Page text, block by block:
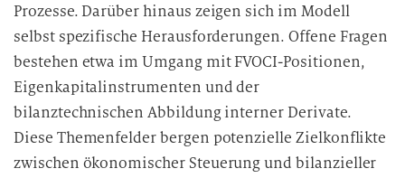
Prozesse. Darüber hinaus zeigen sich im Modell
selbst spezifische Herausforderungen. Offene Fragen
bestehen etwa im Umgang mit FVOCI-Positionen,
Eigenkapitalinstrumenten und der
bilanztechnischen Abbildung interner Derivate.
Diese Themenfelder bergen potenzielle Zielkonflikte
zwischen ökonomischer Steuerung und bilanzieller